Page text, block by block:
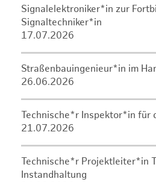
Signalelektroniker*in zur
Signaltechniker*in
17.07.2026
Straßenbauingenieur*in im
26.06.2026
Technische*r Inspektor*in für
21.07.2026
Technische*r Projektleiter*in
Instandhaltung